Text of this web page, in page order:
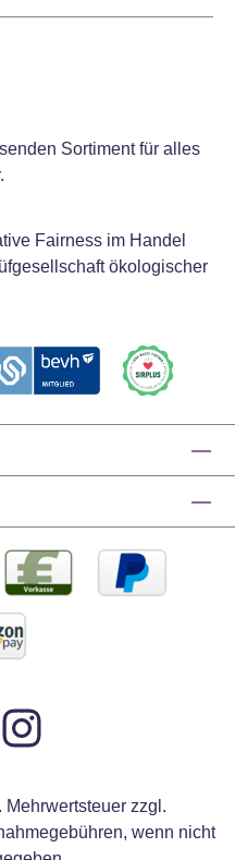
Sortiment für alles
Fairness im Handel
ökologischer
zzgl.
wenn nicht